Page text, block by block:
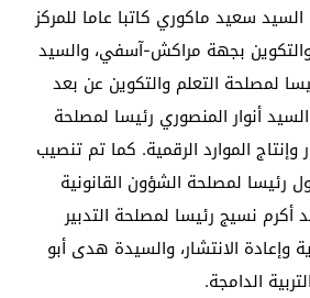
سعيد ماكوري كاتبا عاما للمركز
بجهة مراكش-آسفي، والسيد
لمصلحة التعلم والتكوين عن بعد
أنوار المنصوري رئيسا لمصلحة
وإنتاج الموارد الرقمية. كما تم تنصيب
رئيسا لمصلحة الشؤون القانونية
أكرم نسيج رئيسا لمصلحة التدبير
وإعادة الانتشار، والسيدة هدى أبو
الدامجة.